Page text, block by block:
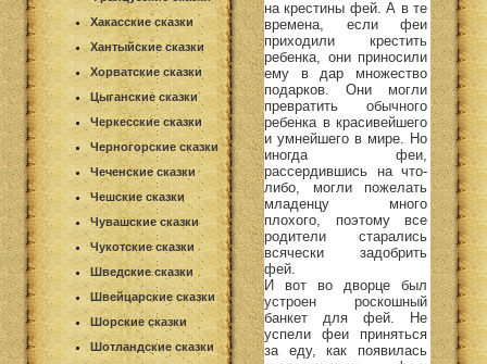
Хакасские сказки
Хантыйские сказки
Хорватские сказки
Цыганские сказки
Черкесские сказки
Черногорские сказки
Чеченские сказки
Чешские сказки
Чувашские сказки
Чукотские сказки
Шведские сказки
Швейцарские сказки
Шорские сказки
Шотландские сказки
на крестины фей. А в те
времена, если феи
приходили крестить
ребенка, они приносили
ему в дар множество
подарков. Они могли
превратить обычного
ребенка в красивейшего
и умнейшего в мире. Но
иногда феи,
рассердившись на что-
либо, могли пожелать
младенцу много
плохого, поэтому все
родители старались
всячески задобрить
фей.
И вот во дворце был
устроен роскошный
банкет для фей. Не
успели феи приняться
за еду, как появилась